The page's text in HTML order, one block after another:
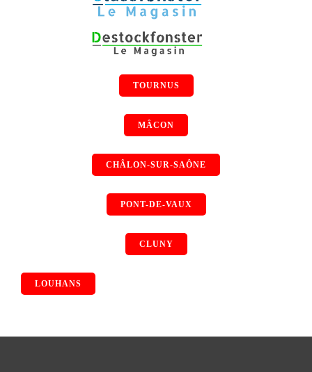
TOURNUS
MÂCON
CHÂLON-SUR-SAÔNE
PONT-DE-VAUX
CLUNY
LOUHANS